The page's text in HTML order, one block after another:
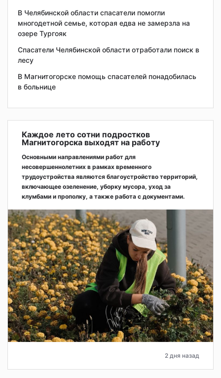
В Челябинской области спасатели помогли
многодетной семье, которая едва не замерзла на
озере Тургояк
Спасатели Челябинской области отработали поиск в
лесу
В Магнитогорске помощь спасателей понадобилась
в больнице
Каждое лето сотни подростков
Магнитогорска выходят на работу
Основными направлениями работ для
несовершеннолетних в рамках временного
трудоустройства являются благоустройство территорий,
включающее озеленение, уборку мусора, уход за
клумбами и прополку, а также работа с документами.
2 дня назад